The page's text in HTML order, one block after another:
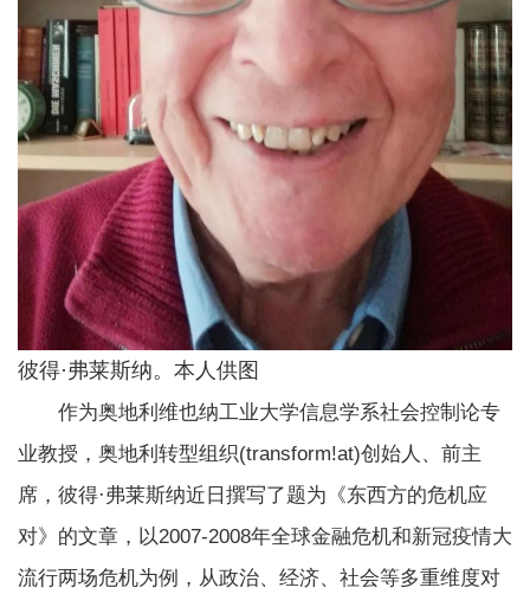
彼得·弗莱斯纳。本人供图
作为奥地利维也纳工业大学信息学系社会控制论专
业教授，奥地利转型组织(transform!at)创始人、前主
席，彼得·弗莱斯纳近日撰写了题为《东西方的危机应
对》的文章，以2007-2008年全球金融危机和新冠疫情大
流行两场危机为例，从政治、经济、社会等多重维度对